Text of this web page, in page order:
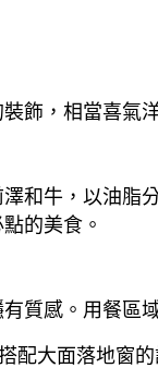
飾，相當喜氣
和牛，以油
的美食。
質感。用餐區
大面落地窗